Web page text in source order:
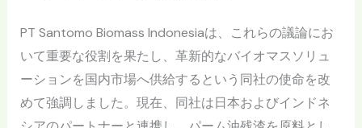
PT Santomo Biomass Indonesiaは、これらの議論にお
いて重要な役割を果たし、革新的なバイオマスソリュ
ーションを国内市場へ供給するという同社の使命を改
めて強調しました。現在、同社は日本およびインドネ